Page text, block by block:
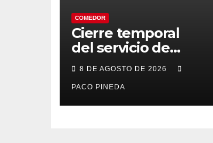
COMEDOR
Cierre temporal
del servicio de
BAR – COMEDOR
8 DE AGOSTO DE 2026
PACO PINEDA